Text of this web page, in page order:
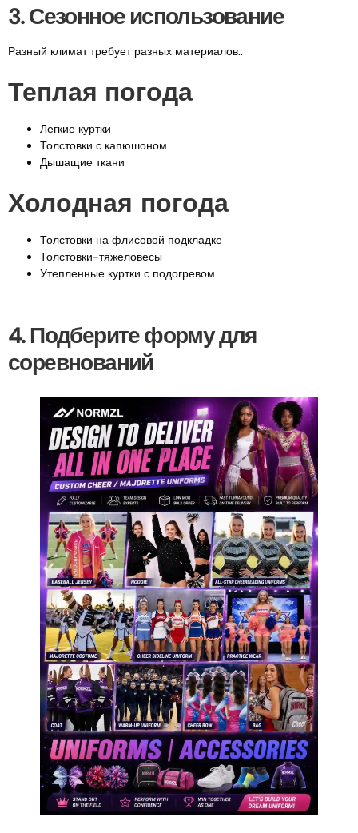
3. Сезонное использование
Разный климат требует разных материалов..
Теплая погода
Легкие куртки
Толстовки с капюшоном
Дышащие ткани
Холодная погода
Толстовки на флисовой подкладке
Толстовки-тяжеловесы
Утепленные куртки с подогревом
4. Подберите форму для
соревнований